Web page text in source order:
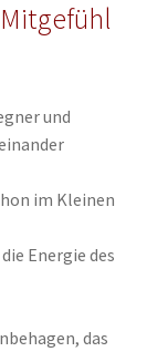
und
im Kleinen
Energie des
das